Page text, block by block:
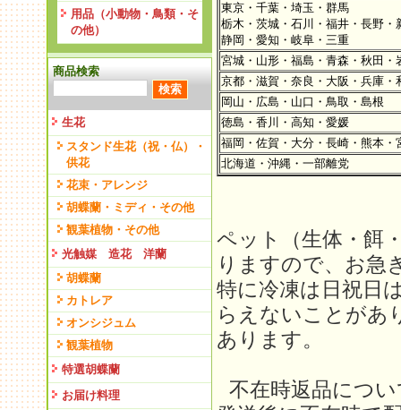
用品（小動物・鳥類・そ
の他）
商品検索
生花
スタンド生花（祝・仏）・
供花
花束・アレンジ
胡蝶蘭・ミディ・その他
観葉植物・その他
光触媒 造花 洋蘭
胡蝶蘭
カトレア
オンシジュム
観葉植物
特選胡蝶蘭
お届け料理
東京・千葉・埼玉・群馬
栃木・茨城・石川・福井・長野・
静岡・愛知・岐阜・三重
宮城・山形・福島・青森・秋田・
京都・滋賀・奈良・大阪・兵庫・
岡山・広島・山口・鳥取・島根
徳島・香川・高知・愛媛
福岡・佐賀・大分・長崎・熊本・
北海道・沖縄・一部離党
ペット（生体・餌
りますので、お急
特に冷凍は日祝日
らえないことがあ
あります。
不在時返品につ